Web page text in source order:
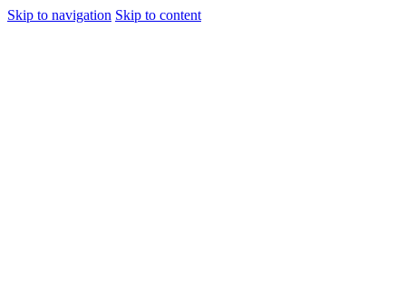
Skip to navigation Skip to content